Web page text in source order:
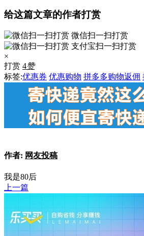
给这篇文章的作者打赏
微信扫一扫打赏
支付宝扫一扫打赏
×
打赏 4赞
标签:优惠券 优惠购物 拼多多购物返佣
作者: 网友投稿
我是80后
上一篇